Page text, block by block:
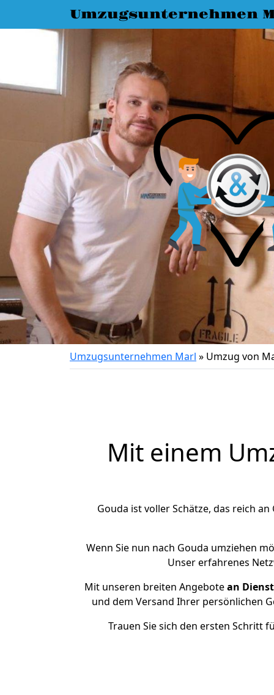
Umzugsunternehmen
Umzugsunternehmen Marl » Umzug von
Mit einem
Gouda ist voller Schätze, das reich
Wenn Sie nun nach Gouda umziehen
Unser erfahrenes
Mit unseren breiten Angebotean
und dem Versand Ihrer persönlichen
Trauen Sie sich den ersten Schritt